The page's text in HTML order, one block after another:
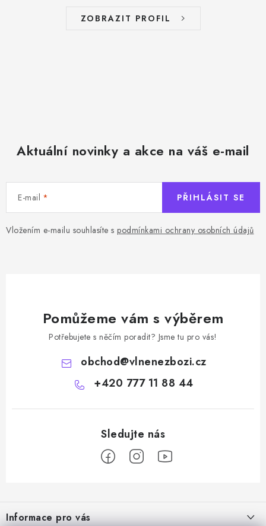
ZOBRAZIT PROFIL
Aktuální novinky a akce na váš e-mail
E-mail
Vložením e-mailu souhlasíte s podmínkami ochrany osobních údajů
PŘIHLÁSIT SE
Pomůžeme vám s výběrem
Potřebujete s něčím poradit? Jsme tu pro vás!
obchod@vlnenezbozi.cz
+420 777 11 88 44
Informace pro vás